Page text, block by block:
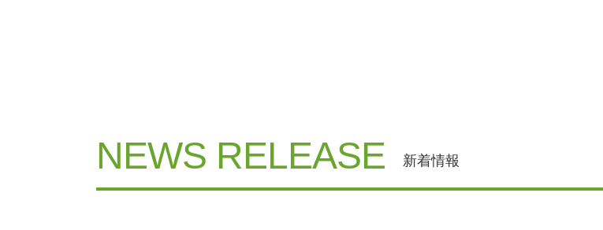
NEWS RELEASE 新着情報